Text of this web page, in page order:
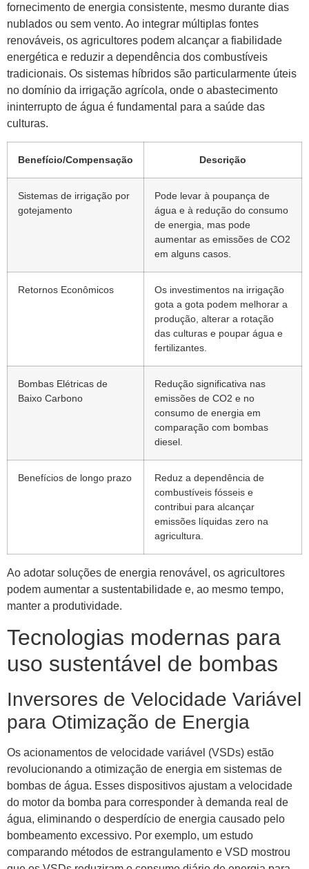
fornecimento de energia consistente, mesmo durante dias
nublados ou sem vento. Ao integrar múltiplas fontes
renováveis, os agricultores podem alcançar a fiabilidade
energética e reduzir a dependência dos combustíveis
tradicionais. Os sistemas híbridos são particularmente úteis
no domínio da irrigação agrícola, onde o abastecimento
ininterrupto de água é fundamental para a saúde das
culturas.
Benefício/Compensação Descrição
Sistemas de irrigação por
gotejamento
Pode levar à poupança de
água e à redução do consumo
de energia, mas pode
aumentar as emissões de CO2
em alguns casos.
Retornos Econômicos
Os investimentos na irrigação
gota a gota podem melhorar a
produção, alterar a rotação
das culturas e poupar água e
fertilizantes.
Bombas Elétricas de
Baixo Carbono
Redução significativa nas
emissões de CO2 e no
consumo de energia em
comparação com bombas
diesel.
Benefícios de longo prazo
Reduz a dependência de
combustíveis fósseis e
contribui para alcançar
emissões líquidas zero na
agricultura.
Ao adotar soluções de energia renovável, os agricultores
podem aumentar a sustentabilidade e, ao mesmo tempo,
manter a produtividade.
Tecnologias modernas para
uso sustentável de bombas
Inversores de Velocidade Variável
para Otimização de Energia
Os acionamentos de velocidade variável (VSDs) estão
revolucionando a otimização de energia em sistemas de
bombas de água. Esses dispositivos ajustam a velocidade
do motor da bomba para corresponder à demanda real de
água, eliminando o desperdício de energia causado pelo
bombeamento excessivo. Por exemplo, um estudo
comparando métodos de estrangulamento e VSD mostrou